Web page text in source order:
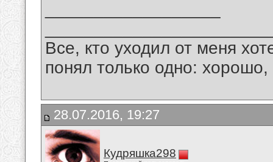
Все, кто уходил от меня
понял только одно:
28.07.2016, 19:27
Кудряшка298